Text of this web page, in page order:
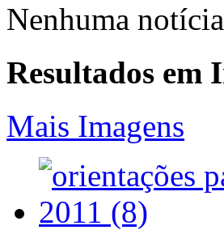
Nenhuma
Resultados em
Mais Imagens